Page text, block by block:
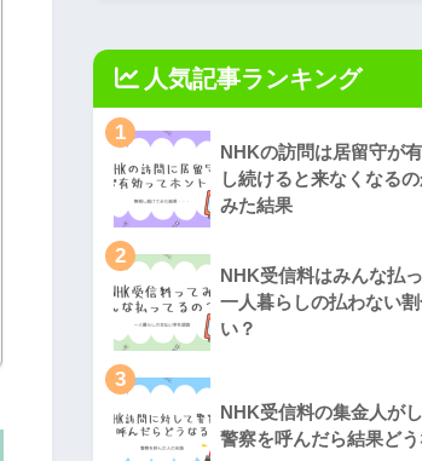
人気記事ランキング
1
NHKの訪問は居留守が
し続けると来なくなる
みた結果
2
NHK受信料はみんな払
一人暮らしの払わない
い？
3
NHK受信料の集金人が
警察を呼んだら結果どう